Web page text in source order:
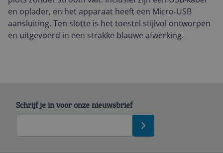
en oplader, en het apparaat heeft een Micro-USB
aansluiting. Ten slotte is het toestel stijlvol ontworpen
en uitgevoerd in een strakke blauwe afwerking.
Schrijf je in voor onze nieuwsbrief